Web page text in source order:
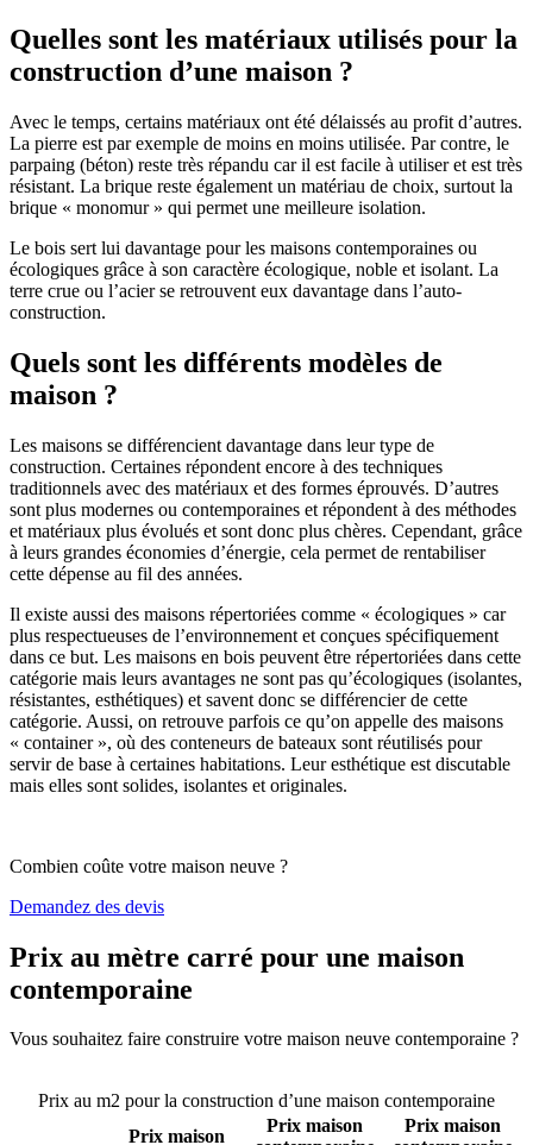
Quelles sont les matériaux utilisés pour la
construction d’une maison ?
Avec le temps, certains matériaux ont été délaissés au profit d’autres.
La pierre est par exemple de moins en moins utilisée. Par contre, le
parpaing (béton) reste très répandu car il est facile à utiliser et est très
résistant. La brique reste également un matériau de choix, surtout la
brique « monomur » qui permet une meilleure isolation.
Le bois sert lui davantage pour les maisons contemporaines ou
écologiques grâce à son caractère écologique, noble et isolant. La
terre crue ou l’acier se retrouvent eux davantage dans l’auto-
construction.
Quels sont les différents modèles de
maison ?
Les maisons se différencient davantage dans leur type de
construction. Certaines répondent encore à des techniques
traditionnels avec des matériaux et des formes éprouvés. D’autres
sont plus modernes ou contemporaines et répondent à des méthodes
et matériaux plus évolués et sont donc plus chères. Cependant, grâce
à leurs grandes économies d’énergie, cela permet de rentabiliser
cette dépense au fil des années.
Il existe aussi des maisons répertoriées comme « écologiques » car
plus respectueuses de l’environnement et conçues spécifiquement
dans ce but. Les maisons en bois peuvent être répertoriées dans cette
catégorie mais leurs avantages ne sont pas qu’écologiques (isolantes,
résistantes, esthétiques) et savent donc se différencier de cette
catégorie. Aussi, on retrouve parfois ce qu’on appelle des maisons
« container », où des conteneurs de bateaux sont réutilisés pour
servir de base à certaines habitations. Leur esthétique est discutable
mais elles sont solides, isolantes et originales.
Combien coûte votre maison neuve ?
Demandez des devis
Prix au mètre carré pour une maison
contemporaine
Vous souhaitez faire construire votre maison neuve contemporaine ?
Prix au m2 pour la construction d’une maison contemporaine
Prix maison
Prix maison
Prix maison